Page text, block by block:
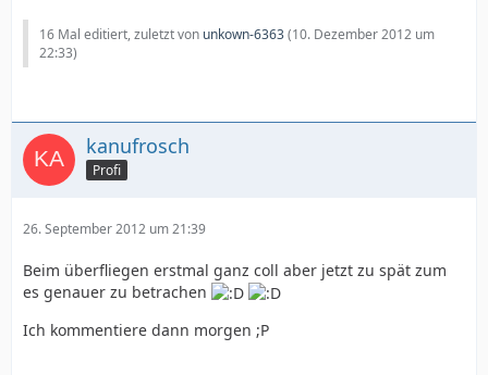
16 Mal editiert, zuletzt von unkown-6363(10. Dezember 2012 um
22:33)
kanufrosch
Profi
26. September 2012 um 21:39
Beim überfliegen erstmal ganz coll aber jetzt zu spät zum
es genauer zu betrachen
Ich kommentiere dann morgen ;P